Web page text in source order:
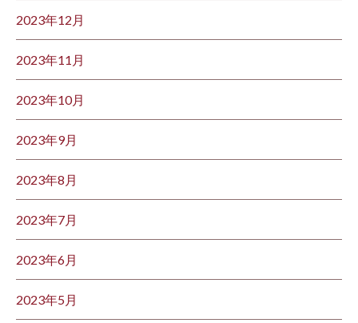
2023年12月
2023年11月
2023年10月
2023年9月
2023年8月
2023年7月
2023年6月
2023年5月